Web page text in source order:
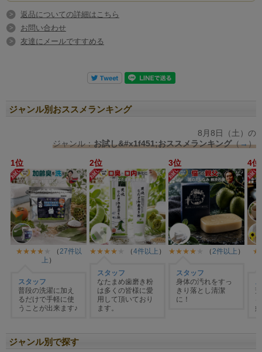
返品についての詳細はこちら
お問い合わせ
友達にメールですすめる
ジャンル別おススメランキング
ジャンル別で探す